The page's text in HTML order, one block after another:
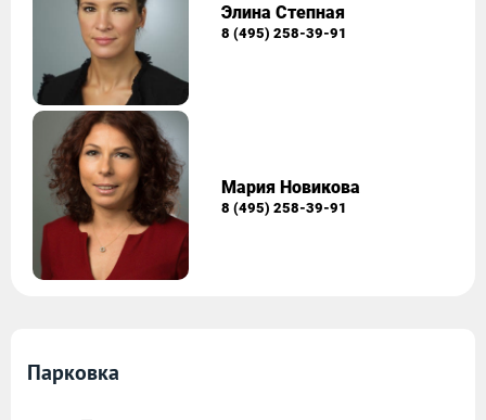
Элина Степная
8 (495) 258-39-91
Мария Новикова
8 (495) 258-39-91
Парковка